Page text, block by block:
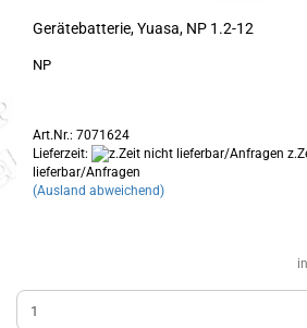
Gerätebatterie, Yuasa, NP 1.2-12
NP
Art.Nr.: 7071624
Lieferzeit:
lieferbar/Anfragen
(Ausland abweichend)